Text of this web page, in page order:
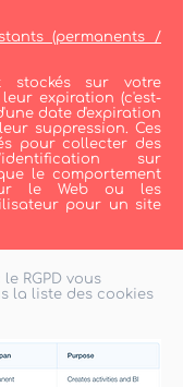
(permanents /
stockés sur votre
expiration (c'est-
date d'expiration
suppression. Ces
pour collecter des
sur
le comportement
le Web ou les
pour un site
RGPD vous
la liste des cookies